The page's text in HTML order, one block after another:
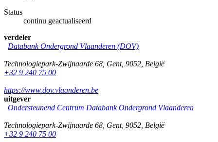
Status
continu geactualiseerd
verdeler
Databank Ondergrond Vlaanderen (DOV)
Technologiepark-Zwijnaarde 68 Gent, 9052 België
+32 9 240 75 00
https://www.dov.vlaanderen.be
uitgever
Ondersteunend Centrum Databank Ondergrond Vlaanderen
Technologiepark-Zwijnaarde 68 Gent, 9052 België
+32 9 240 75 00